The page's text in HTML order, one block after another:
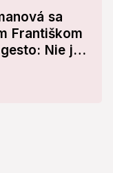
sa
Františkom
Nie je